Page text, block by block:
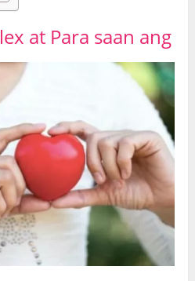
at Para saan ang